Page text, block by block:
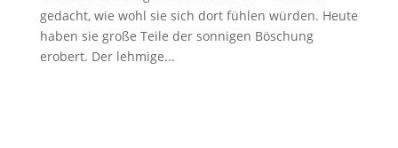
gedacht, wie wohl sie sich dort fühlen würden. Heute
haben sie große Teile der sonnigen Böschung
erobert. Der lehmige...